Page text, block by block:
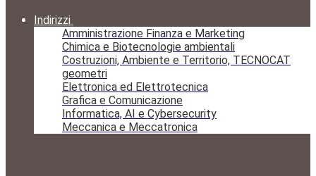
Indirizzi
Amministrazione Finanza e Marketing
Chimica e Biotecnologie ambientali
Costruzioni, Ambiente e Territorio, TECNOCAT
geometri
Elettronica ed Elettrotecnica
Grafica e Comunicazione
Informatica, AI e Cybersecurity
Meccanica e Meccatronica